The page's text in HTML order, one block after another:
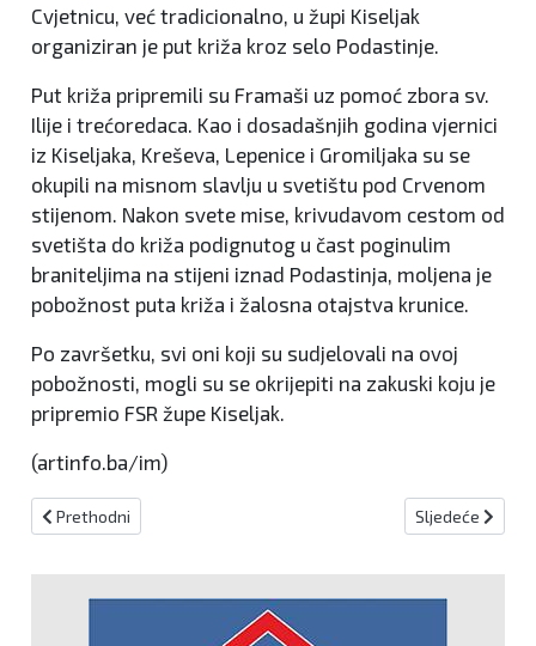
Cvjetnicu, već tradicionalno, u župi Kiseljak
organiziran je put križa kroz selo Podastinje.
Put križa pripremili su Framaši uz pomoć zbora sv.
Ilije i trećoredaca. Kao i dosadašnjih godina vjernici
iz Kiseljaka, Kreševa, Lepenice i Gromiljaka su se
okupili na misnom slavlju u svetištu pod Crvenom
stijenom. Nakon svete mise, krivudavom cestom od
svetišta do križa podignutog u čast poginulim
braniteljima na stijeni iznad Podastinja, moljena je
pobožnost puta križa i žalosna otajstva krunice.
Po završetku, svi oni koji su sudjelovali na ovoj
pobožnosti, mogli su se okrijepiti na zakuski koju je
pripremio FSR župe Kiseljak.
(artinfo.ba/im)
Prethodni članak: RADARSKE KONTROLE 31.3.2015.
Prethodni Sljedeći članak:
Sljedeće